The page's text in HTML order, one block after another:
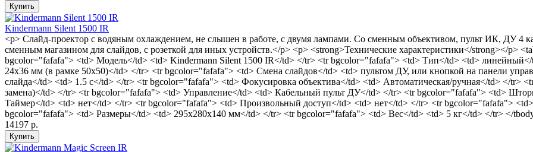
Kindermann Silent 1500 IR
<p> Слайд-проектор с водяным охлаждением, не слышен в работе, с двумя лампами. Со сменным объективом, пульт ИК, ДУ 4
сменным магазином для слайдов, с розеткой для иных устройств.</p> <p> <strong>Технические характеристики</strong></p>
bgcolor="fafafa"> <td> Модель</td> <td> Kindermann Silent 1500 IR</td> </tr> <tr bgcolor="fafafa"> <td> Тип</td> <td>
24х36 мм (в рамке 50х50)</td> </tr> <tr bgcolor="fafafa"> <td> Смена слайдов</td> <td> пультом ДУ, или кнопкой на панели
слайда</td> <td> 1.5 c</td> </tr> <tr bgcolor="fafafa"> <td> Фокусировка объектива</td> <td> Автоматическая/ручная</td> </tr>
замена)</td> </tr> <tr bgcolor="fafafa"> <td> Управление</td> <td> Кабельный пульт ДУ</td> </tr> <tr bgcolor="fafafa"> <td>
Таймер</td> <td> нет</td> </tr> <tr bgcolor="fafafa"> <td> Произвольный доступ</td> <td> нет</td> </tr> <tr bgcolor="fafafa">
bgcolor="fafafa"> <td> Размеры</td> <td> 295x280x140 мм</td> </tr> <tr bgcolor="fafafa"> <td> Вес</td> <td> 5 кг</td> </tr> </
14197 р.